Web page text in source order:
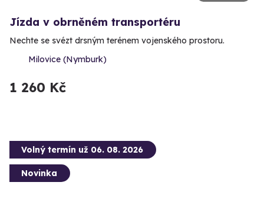
Jízda v obrněném transportéru
Nechte se svézt drsným terénem vojenského prostoru.
Milovice (Nymburk)
1 260 Kč
Volný termín už 06. 08. 2026
Novinka